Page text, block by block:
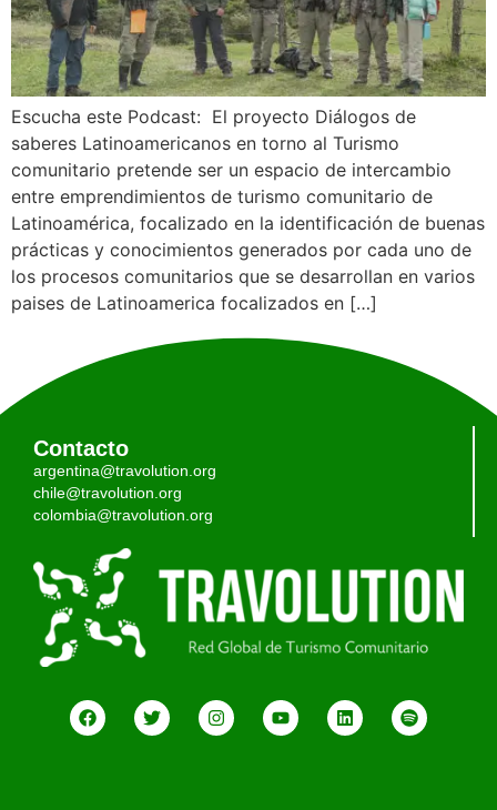
Escucha este Podcast: El proyecto Diálogos de
saberes Latinoamericanos en torno al Turismo
comunitario pretende ser un espacio de intercambio
entre emprendimientos de turismo comunitario de
Latinoamérica, focalizado en la identificación de buenas
prácticas y conocimientos generados por cada uno de
los procesos comunitarios que se desarrollan en varios
paises de Latinoamerica focalizados en […]
Contacto
argentina@travolution.org
chile@travolution.org
colombia@travolution.org